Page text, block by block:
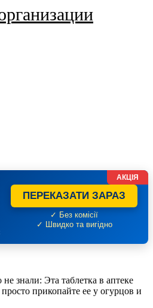
ПЕРЕКАЗАТИ ЗАРАЗ
✓ Без комісії
✓ Швидко та вигідно
АКЦІЯ
знали: Эта таблетка в аптеке
прикопайте ее у огурцов и